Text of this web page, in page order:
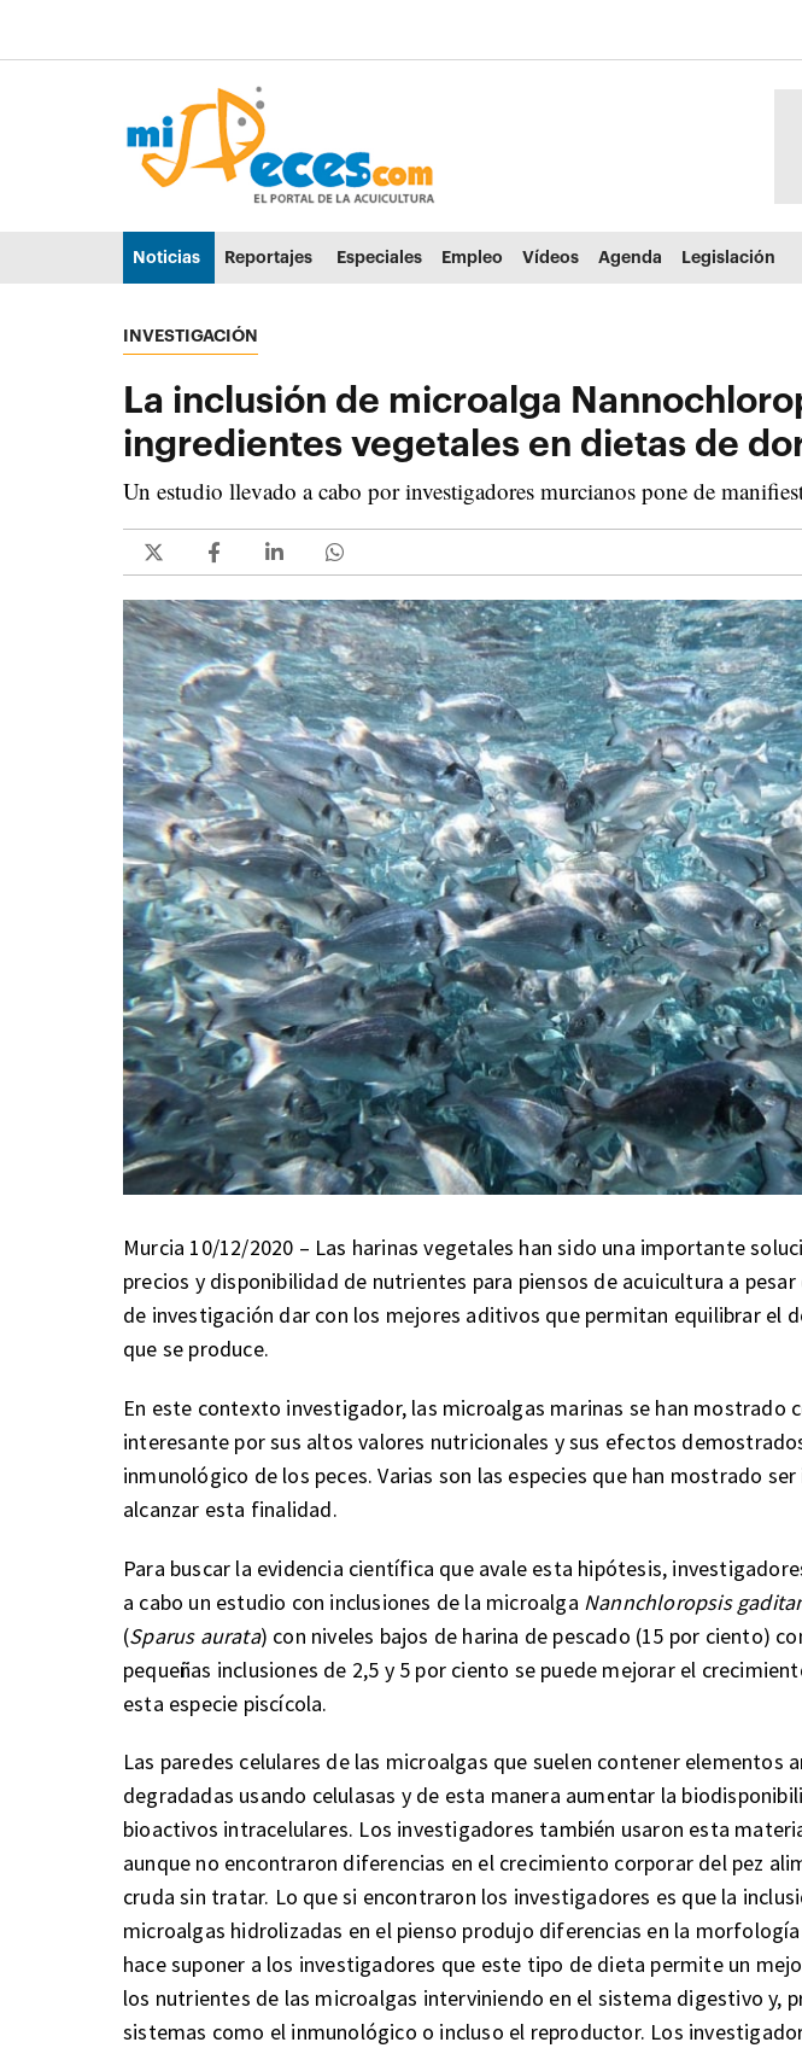
Ir al menú principal (alt + u)
Noticias Reportajes Especiales Empleo Vídeos Agenda Legislación
INVESTIGACIÓN
La inclusión de microalga
ingredientes vegetales en dietas de
Un estudio llevado a cabo por investigadores murcianos pone de
Murcia 10/12/2020 – Las harinas vegetales han sido una importante
precios y disponibilidad de nutrientes para piensos de acuicultura a
de investigación dar con los mejores aditivos que permitan equilibrar el
que se produce.
En este contexto investigador, las microalgas marinas se han mostrado
interesante por sus altos valores nutricionales y sus efectos
inmunológico de los peces. Varias son las especies que han mostrado
alcanzar esta finalidad.
Para buscar la evidencia científica que avale esta hipótesis,
a cabo un estudio con inclusiones de la microalga Nannchloropsis
(Sparus aurata) con niveles bajos de harina de pescado (15 por ciento)
pequeñas inclusiones de 2,5 y 5 por ciento se puede mejorar el
esta especie piscícola.
Las paredes celulares de las microalgas que suelen contener elementos
degradadas usando celulasas y de esta manera aumentar la
bioactivos intracelulares. Los investigadores también usaron esta
aunque no encontraron diferencias en el crecimiento corporar del pez
cruda sin tratar. Lo que si encontraron los investigadores es que la
microalgas hidrolizadas en el pienso produjo diferencias en la
hace suponer a los investigadores que este tipo de dieta permite un
los nutrientes de las microalgas interviniendo en el sistema digestivo y,
sistemas como el inmunológico o incluso el reproductor. Los